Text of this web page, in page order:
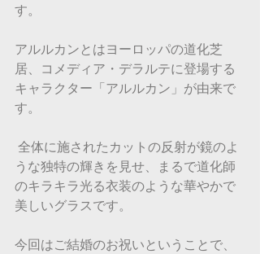
す。
アルルカンとはヨーロッパの道化芝
居、コメディア・デラルテに登場する
キャラクター「アルルカン」が由来で
す。
うな独特の輝きを見せ、まるで道化師
のキラキラ光る衣装のような華やかで
美しいグラスです。
今回はご結婚のお祝いということで、